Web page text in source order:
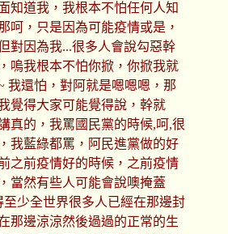
知道我，我根本不怕任何人知
呵，只是因為可能疫情或是，
對因為我...很多人會說勾惡幹
嗚我根本不怕你掀，你掀我就
我還怕，對阿就是嗯嗯嗯，那
覺得大家可能覺得說，幹就
真的，我罵國民黨的時候,呵,很
我藍綠都罵，阿民進黨做的好
之前疫情好的時候，之前疫情
當然有些人可能會說噢掩蓋
至少全世界很多人已經在那邊封
那邊涼涼然後過過的正常的生